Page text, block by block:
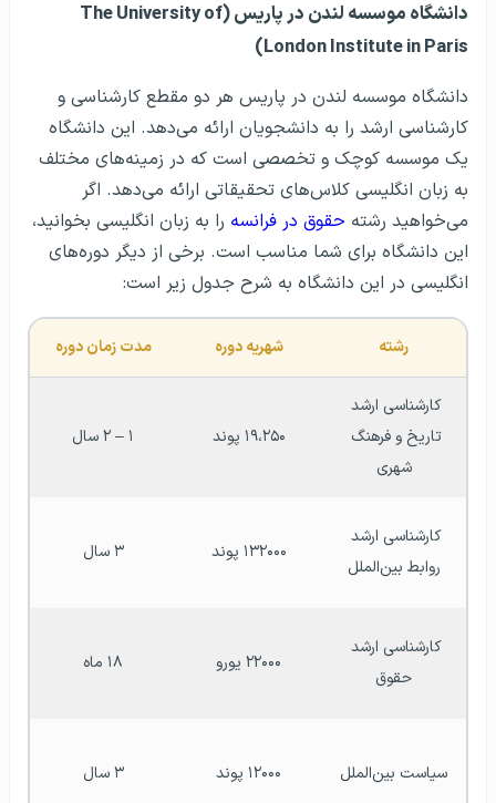
دانشگاه موسسه لندن در پاریس (The University of
London Institute in Paris)
دانشگاه موسسه لندن در پاریس هر دو مقطع کارشناسی و
کارشناسی ارشد را به دانشجویان ارائه می‌دهد. این دانشگاه
یک موسسه کوچک و تخصصی است که در زمینه‌های مختلف
به زبان انگلیسی کلاس‌های تحقیقاتی ارائه می‌دهد. اگر
می‌خواهید رشته حقوق در فرانسه را به زبان انگلیسی بخوانید،
این دانشگاه برای شما مناسب است. برخی از دیگر دوره‌های
انگلیسی در این دانشگاه به شرح جدول زیر است:
رشته شهریه دوره مدت زمان دوره
شهری
۱۹،۲۵۰ پوند ۱ – ۲ سال
روابط بین‌الملل
۱۳۲۰۰۰ پوند ۳ سال
حقوق
۲۲۰۰۰ یورو ۱۸ ماه
سیاست بین‌الملل ۱۲۰۰۰ پوند ۳ سال